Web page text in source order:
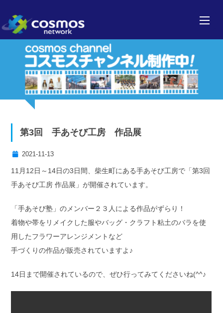
第3回 手あそび工房 作品展
2021-11-13
11月12日～14日の3日間、柴生町にある手あそび工房で「第3回
手あそび工房 作品展」が開催されています。
「手あそび塾」のメンバー２３人による作品がずらり！
着物や帯をリメイクした服やバッグ・クラフト粘土のバラを使
用したフラワーアレンジメントなど
手づくりの作品が販売されていますよ♪
14日まで開催されているので、ぜひ行ってみてくださいね(^^♪